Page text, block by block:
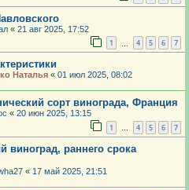
« 21 авг 2025, 17:52
1 4 5 6 7
Наталья « 01 июл 2025, 08:02
сорт винограда, Франция
« 20 июн 2025, 13:15
1 … 4 5 6 7
виноград, раннего срока
« 17 май 2025, 21:51